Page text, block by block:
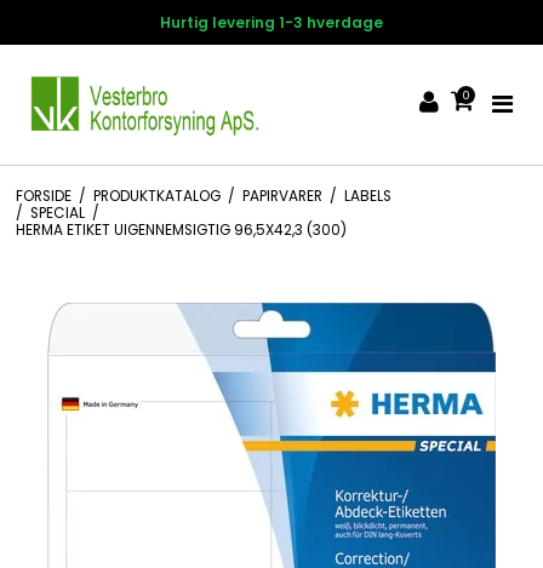
0
FORSIDE / PRODUKTKATALOG / PAPIRVARER / LABELS
/ SPECIAL /
HERMA ETIKET UIGENNEMSIGTIG 96,5X42,3 (300)